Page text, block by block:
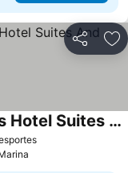
Partilhar
Mercure Dubai Barsha Heights Hotel Suites And Apartments